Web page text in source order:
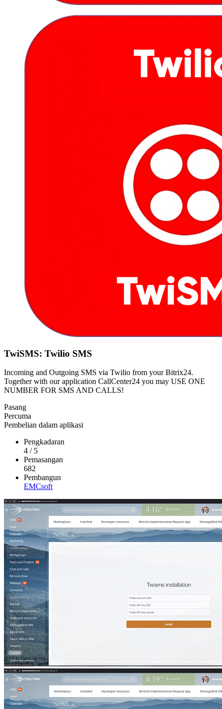
TwiSMS: Twilio SMS
Incoming and Outgoing SMS via Twilio from your Bitrix24.
Together with our application CallCenter24 you may USE ONE
NUMBER FOR SMS AND CALLS!
Pasang
Percuma
Pembelian dalam aplikasi
Pengkadaran
4 / 5
Pemasangan
682
Pembangun
EMCsoft